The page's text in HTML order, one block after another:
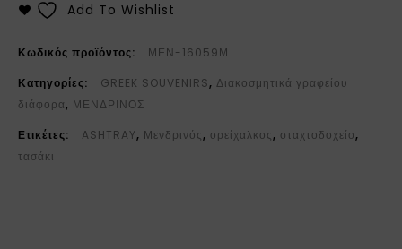
Add To Wishlist
Κωδικός προϊόντος:
ΜΕΝ-16059Μ
Κατηγορίες:
GREEK SOUVENIRS, Διακοσμητικά γραφείου
διάφορα, ΜΕΝΔΡΙΝΟΣ
Ετικέτες:
ASHTRAY, Μενδρινός, ορείχαλκος, σταχτοδοχείο,
τασάκι